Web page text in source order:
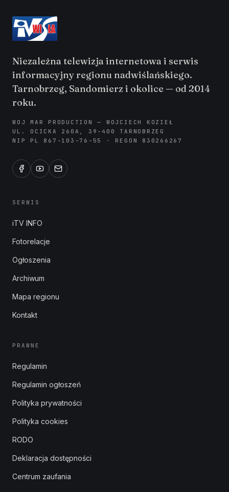
Niezależna telewizja internetowa i serwis
informacyjny regionu nadwiślańskiego.
Tarnobrzeg, Sandomierz i okolice — od 2014
roku.
WOJ MAR PRODUCTION — WOJCIECH KOZIEŁ
UL. OCICKA 260A, 39-400 TARNOBRZEG
NIP PL 867-103-76-55 · REGON 830266267
SERWIS
iTV INFO
Fotorelacje
Ogłoszenia
Archiwum
Mapa regionu
Kontakt
PRAWNE
Regulamin
Regulamin ogłoszeń
Polityka prywatności
Polityka cookies
RODO
Deklaracja dostępności
Centrum zaufania